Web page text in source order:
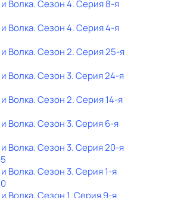
Волка. Сезон 4. Серия 8-я
Волка. Сезон 4. Серия 4-я
Волка. Сезон 2. Серия 25-я
Волка. Сезон 3. Серия 24-я
Волка. Сезон 2. Серия 14-я
Волка. Сезон 3. Серия 6-я
Волка. Сезон 3. Серия 20-я
Волка. Сезон 3. Серия 1-я
Волка. Сезон 1. Серия 9-я